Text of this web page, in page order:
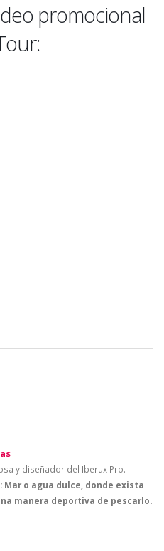
promocional
y diseñador del Iberux Pro.
Mar o agua dulce, donde exista
manera deportiva de pescarlo.